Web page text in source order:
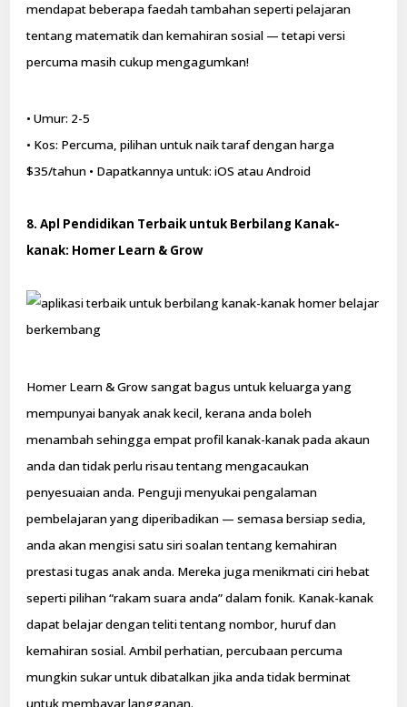
mendapat beberapa faedah tambahan seperti pelajaran
tentang matematik dan kemahiran sosial — tetapi versi
percuma masih cukup mengagumkan!
• Umur: 2-5
• Kos: Percuma, pilihan untuk naik taraf dengan harga
$35/tahun • Dapatkannya untuk: iOS atau Android
8. Apl Pendidikan Terbaik untuk Berbilang Kanak-
kanak: Homer Learn & Grow
Homer Learn & Grow sangat bagus untuk keluarga yang
mempunyai banyak anak kecil, kerana anda boleh
menambah sehingga empat profil kanak-kanak pada akaun
anda dan tidak perlu risau tentang mengacaukan
penyesuaian anda. Penguji menyukai pengalaman
pembelajaran yang diperibadikan — semasa bersiap sedia,
anda akan mengisi satu siri soalan tentang kemahiran
prestasi tugas anak anda. Mereka juga menikmati ciri hebat
seperti pilihan “rakam suara anda” dalam fonik. Kanak-kanak
dapat belajar dengan teliti tentang nombor, huruf dan
kemahiran sosial. Ambil perhatian, percubaan percuma
mungkin sukar untuk dibatalkan jika anda tidak berminat
untuk membayar langganan.